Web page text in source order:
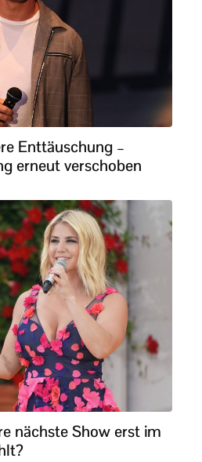
Enttäuschung –
erneut verschoben
nächste Show erst im